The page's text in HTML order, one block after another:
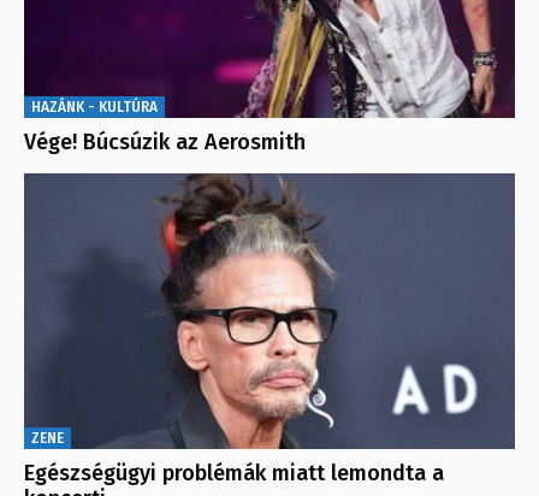
HAZÁNK - KULTÚRA
Vége! Búcsúzik az Aerosmith
ZENE
Egészségügyi problémák miatt lemondta a